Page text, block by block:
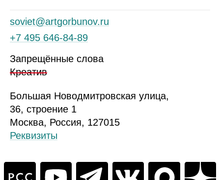
soviet@artgorbunov.ru
+7 495 646‑84‑89
Запрещённые слова
Креатив
Большая Новодмитровская улица,
36, строение 1
Москва, Россия, 127015
Реквизиты